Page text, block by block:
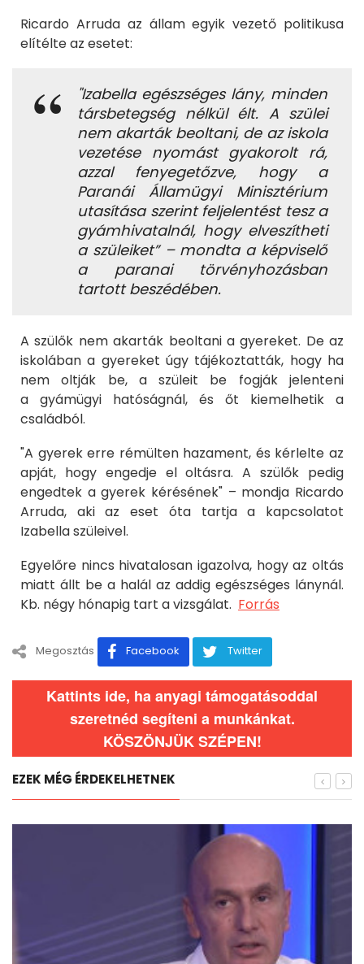
Ricardo Arruda az állam egyik vezető politikusa
elítélte az esetet:
"Izabella egészséges lány, minden
társbetegség nélkül élt. A szülei
nem akarták beoltani, de az iskola
vezetése nyomást gyakorolt ​​rá,
azzal fenyegetőzve, hogy a
Paranái Államügyi Minisztérium
utasítása szerint feljelentést tesz a
gyámhivatalnál, hogy elveszítheti
a szüleiket” – mondta a képviselő
a paranai törvényhozásban
tartott beszédében.
A szülők nem akarták beoltani a gyereket. De az
iskolában a gyereket úgy tájékoztatták, hogy ha
nem oltják be, a szüleit be fogják jelenteni
a gyámügyi hatóságnál, és őt kiemelhetik a
családból.
"A gyerek erre rémülten hazament, és kérlelte az
apját, hogy engedje el oltásra. A szülők pedig
engedtek a gyerek kérésének" – mondja Ricardo
Arruda, aki az eset óta tartja a kapcsolatot
Izabella szüleivel.
Egyelőre nincs hivatalosan igazolva, hogy az oltás
miatt állt be a halál az addig egészséges lánynál.
Kb. négy hónapig tart a vizsgálat. Forrás
Megosztás Facebook Twitter
Kattints ide, ha anyagi támogatásoddal
szeretnéd segíteni a munkánkat.
KÖSZÖNJÜK SZÉPEN!
EZEK MÉG ÉRDEKELHETNEK